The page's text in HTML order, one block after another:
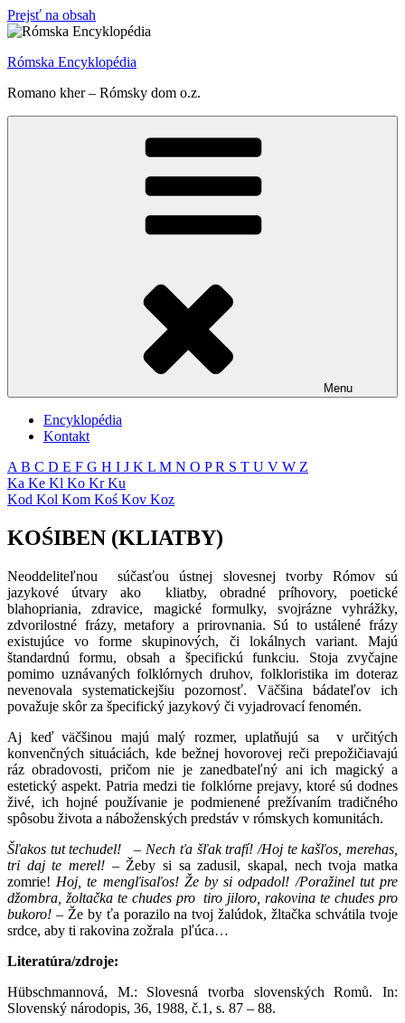
Prejsť na obsah
Rómska Encyklopédia
Romano kher – Rómsky dom o.z.
Menu
Encyklopédia
Kontakt
A B C D E F G H I J K L M N O PR S T U V W Z
Ka Ke Kl Ko KrKu
Kod Kol Kom Koś Kov Koz
KOŚIBEN (KLIATBY)
Neoddeliteľnou súčasťou ústnej slovesnej tvorby Rómov sú
jazykové útvary ako kliatby, obradné príhovory, poetické
blahopriania, zdravice, magické formulky, svojrázne vyhrážky,
zdvorilostné frázy, metafory a prirovnania. Sú to ustálené frázy
existujúce vo forme skupinových, či lokálnych variant. Majú
štandardnú formu, obsah a špecifickú funkciu. Stoja zvyčajne
pomimo uznávaných folklórnych druhov, folkloristika im doteraz
nevenovala systematickejšiu pozornosť. Väčšina bádateľov ich
považuje skôr za špecifický jazykový či vyjadrovací fenomén.
Aj keď väčšinou majú malý rozmer, uplatňujú sa v určitých
konvenčných situáciách, kde bežnej hovorovej reči prepožičiavajú
ráz obradovosti, pričom nie je zanedbateľný ani ich magický a
estetický aspekt. Patria medzi tie folklórne prejavy, ktoré sú dodnes
živé, ich hojné používanie je podmienené prežívaním tradičného
spôsobu života a náboženských predstáv v rómskych komunitách.
Šľakos tut techudel! – Nech ťa šľak trafí! /Hoj te kašľos, merehas,
tri daj te merel! – Žeby si sa zadusil, skapal, nech tvoja matka
zomrie! Hoj, te mengľisaľos! Že by si odpadol! /Poražinel tut pre
džombra, žoltačka te chudes pro tiro jiloro, rakovina te chudes pro
bukoro! – Že by ťa porazilo na tvoj žalúdok, žltačka schvátila tvoje
srdce, aby ti rakovina zožrala pľúca…
Literatúra/zdroje:
Hübschmannová, M.: Slovesná tvorba slovenských Romů. In:
Slovenský národopis, 36, 1988, č.1, s. 87 – 88.